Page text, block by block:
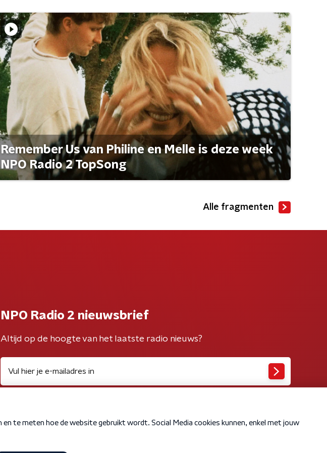
Remember Us van Philine en Melle is deze week
NPO Radio 2 TopSong
Alle fragmenten
NPO Radio 2 nieuwsbrief
Altijd op de hoogte van het laatste radio nieuws?